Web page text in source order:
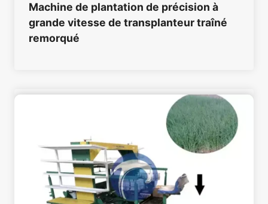
Machine de plantation de précision à
grande vitesse de transplanteur traîné
remorqué